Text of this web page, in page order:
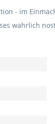
- im
wahrlich